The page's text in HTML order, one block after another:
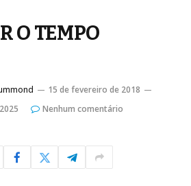
O TEMPO
15 de fevereiro de 2018
Nenhum comentário